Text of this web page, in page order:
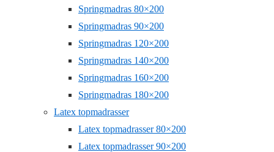
Springmadras 80×200
Springmadras 90×200
Springmadras 120×200
Springmadras 140×200
Springmadras 160×200
Springmadras 180×200
Latex topmadrasser
Latex topmadrasser 80×200
Latex topmadrasser 90×200